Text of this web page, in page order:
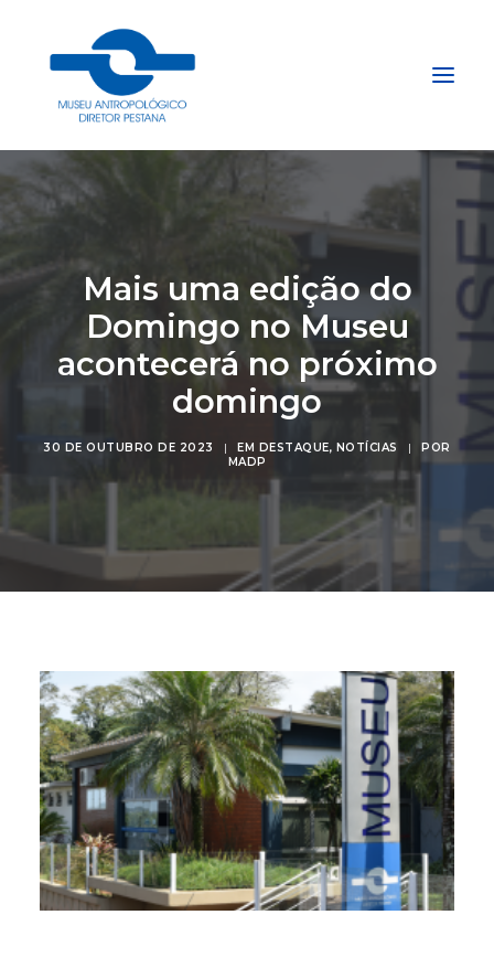
Início
Explore
Acervo
Apoie
Buscar
Mais uma edição do
Domingo no Museu
acontecerá no próximo
domingo
30 DE OUTUBRO DE 2023 | EM DESTAQUE, NOTÍCIAS |
POR
MADP